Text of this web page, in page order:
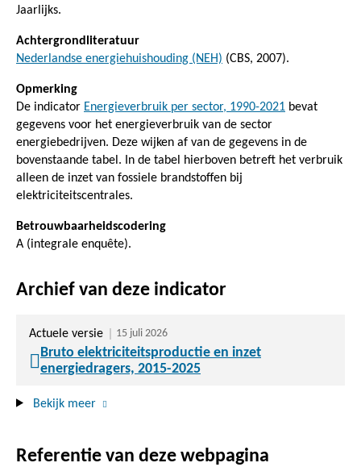
Jaarlijks.
Achtergrondliteratuur
Nederlandse energiehuishouding (NEH) (CBS, 2007).
Opmerking
De indicator Energieverbruik per sector, 1990-2021 bevat
gegevens voor het energieverbruik van de sector
energiebedrijven. Deze wijken af van de gegevens in de
bovenstaande tabel. In de tabel hierboven betreft het verbruik
alleen de inzet van fossiele brandstoffen bij
elektriciteitscentrales.
Betrouwbaarheidscodering
A (integrale enquête).
Archief van deze indicator
Actuele versie 15 juli 2026
Bruto elektriciteitsproductie en inzet
energiedragers, 2015-2025
Bekijk meer
Referentie van deze webpagina